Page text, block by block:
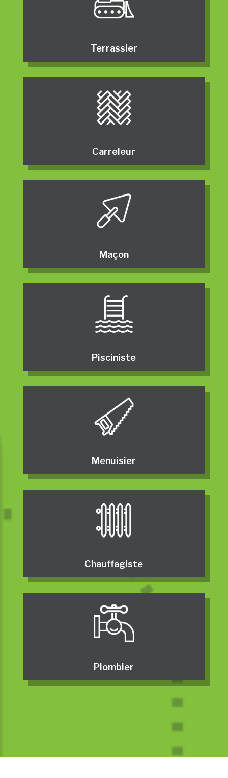
Terrassier
Carreleur
Maçon
Pisciniste
Menuisier
Chauffagiste
Plombier